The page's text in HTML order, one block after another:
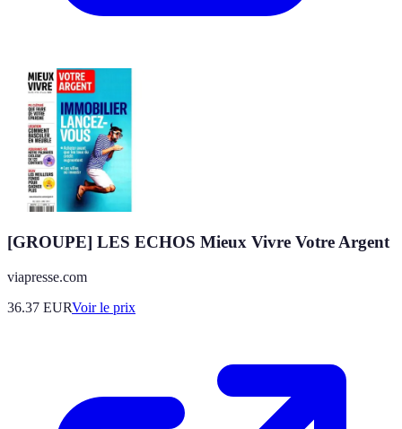
[GROUPE] LES ECHOS Mieux Vivre Votre Argent
viapresse.com
36.37 EURVoir le prix